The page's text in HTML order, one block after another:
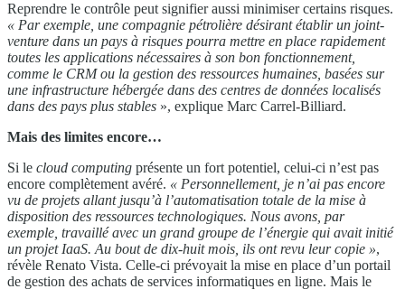
Reprendre le contrôle peut signifier aussi minimiser certains risques.
« Par exemple, une compagnie pétrolière désirant établir un joint-
venture dans un pays à risques pourra mettre en place rapidement
toutes les applications nécessaires à son bon fonctionnement,
comme le CRM ou la gestion des ressources humaines, basées sur
une infrastructure hébergée dans des centres de données localisés
dans des pays plus stables », explique Marc Carrel-Billiard.
Mais des limites encore…
Si le cloud computing présente un fort potentiel, celui-ci n’est pas
encore complètement avéré. « Personnellement, je n’ai pas encore
vu de projets allant jusqu’à l’automatisation totale de la mise à
disposition des ressources technologiques. Nous avons, par
exemple, travaillé avec un grand groupe de l’énergie qui avait initié
un projet IaaS. Au bout de dix-huit mois, ils ont revu leur copie »,
révèle Renato Vista. Celle-ci prévoyait la mise en place d’un portail
de gestion des achats de services informatiques en ligne. Mais le